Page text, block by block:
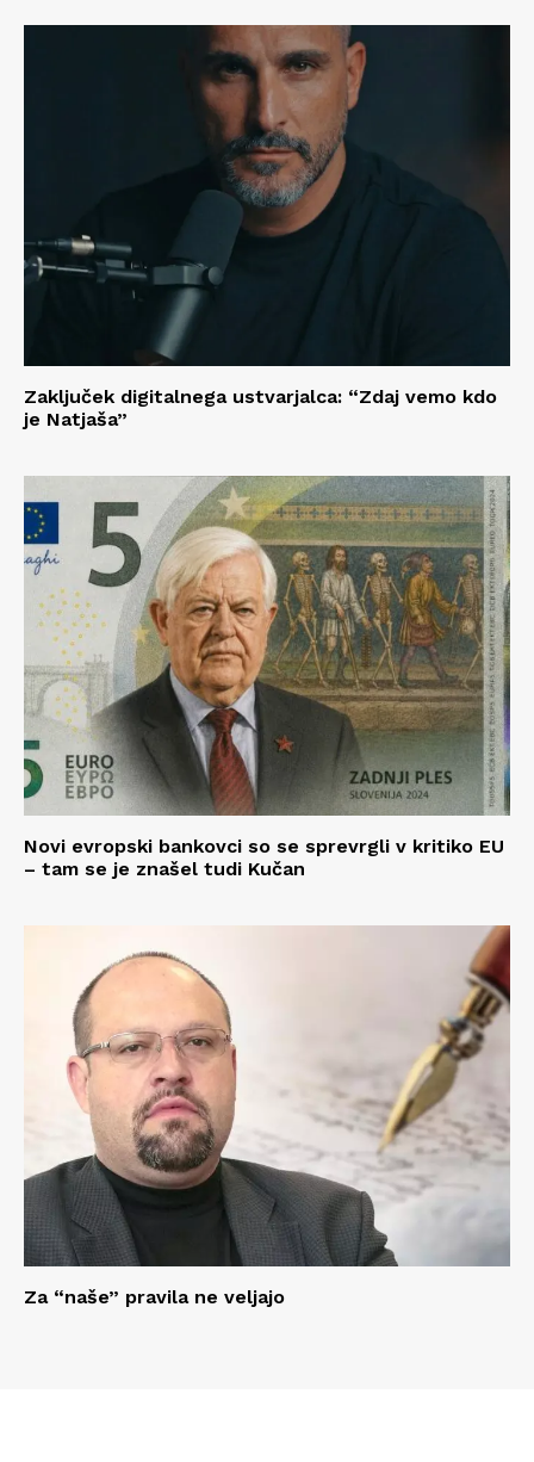
Zaključek digitalnega ustvarjalca: “Zdaj vemo kdo
je Natjaša”
Novi evropski bankovci so se sprevrgli v kritiko EU
– tam se je znašel tudi Kučan
Za “naše” pravila ne veljajo